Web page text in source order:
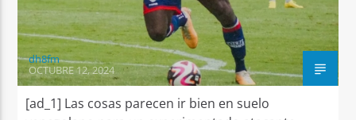
dh8fm
OCTUBRE 12, 2024
[ad_1] Las cosas parecen ir bien en suelo